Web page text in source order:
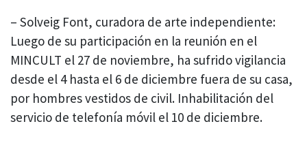
– Solveig Font, curadora de arte independiente:
Luego de su participación en la reunión en el
MINCULT el 27 de noviembre, ha sufrido vigilancia
desde el 4 hasta el 6 de diciembre fuera de su casa,
por hombres vestidos de civil. Inhabilitación del
servicio de telefonía móvil el 10 de diciembre.